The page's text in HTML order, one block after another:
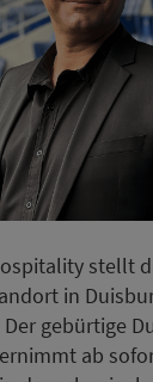
stellt
in
gebürtige
ab